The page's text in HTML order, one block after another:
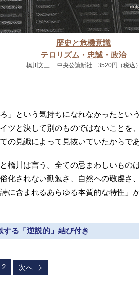
歴史と危機意識
テロリズム・忠誠・政治
橋川文三 中央公論新社 3520円（税込）
」という気持ちになれなかったとい
ツと決して別のものではないことを
の見識によって見抜いていたからであ
橋川は言う。全ての忌まわしいもの
化されない勤勉さ、自然への敬虔さ
に含まれるあらゆる本質的な特性」
する「逆説的」結び付き
2 次へ